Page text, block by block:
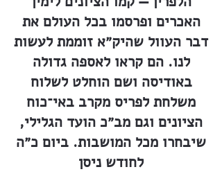
האכרים ופרסמו בכל העולם את
דבר העוול שהיק״א זוממת לעשות
לנו. הם קראו לאספה גדולה
באודיסה ושם הוחלט לשלוח
משלחת לפריס מקרב באי־כוח
הציונים וגם מב״כ הועד הגלילי,
שיבחרו מכל המושבות. ביום כ״ה
לחודש ניסן